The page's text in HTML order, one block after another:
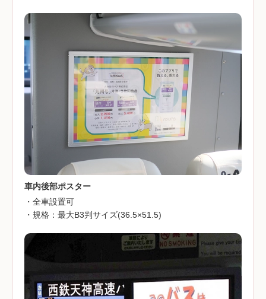
車内後部ポスター
・全車設置可
・規格：最大B3判サイズ(36.5×51.5)